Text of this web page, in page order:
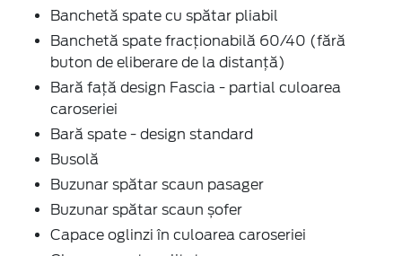
Banchetă spate cu spătar pliabil
Banchetă spate fracționabilă 60/40 (fără
buton de eliberare de la distanță)
Bară față design Fascia - partial culoarea
caroseriei
Bară spate - design standard
Busolă
Buzunar spătar scaun pasager
Buzunar spătar scaun șofer
Capace oglinzi în culoarea caroseriei